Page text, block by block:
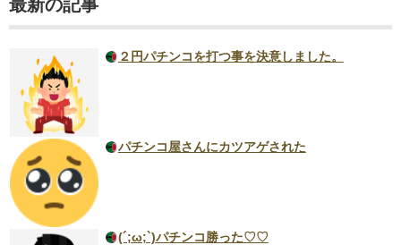
最新の記事
２円パチンコを打つ事を決意しました。
パチンコ屋さんにカツアゲされた
(´;ω;`)パチンコ勝った♡♡